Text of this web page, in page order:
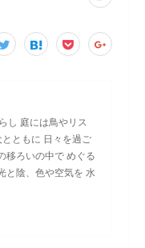
し 庭には鳥やリス
ともに 日々を過ご
移ろいの中で めぐる
と陰、色や空気を 水